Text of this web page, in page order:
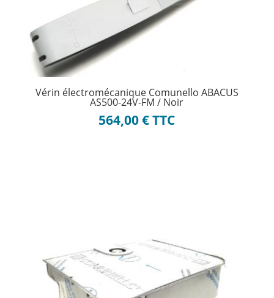
Vérin électromécanique Comunello ABACUS
AS500-24V-FM / Noir
564,00€TTC